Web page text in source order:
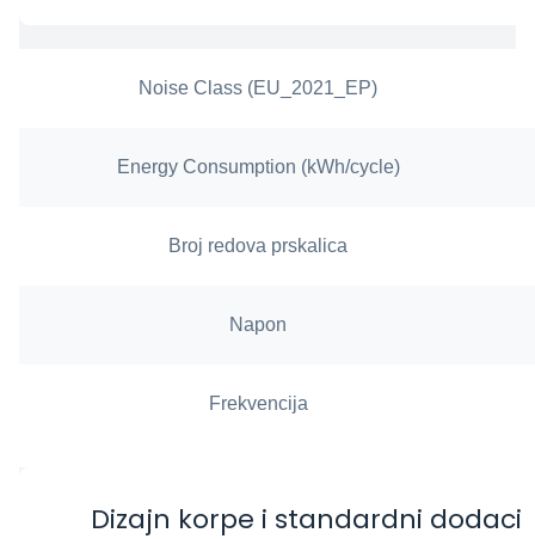
Noise Class (EU_2021_EP)
Energy Consumption (kWh/cycle)
Broj redova prskalica
Napon
Frekvencija
Dizajn korpe i standardni dodaci